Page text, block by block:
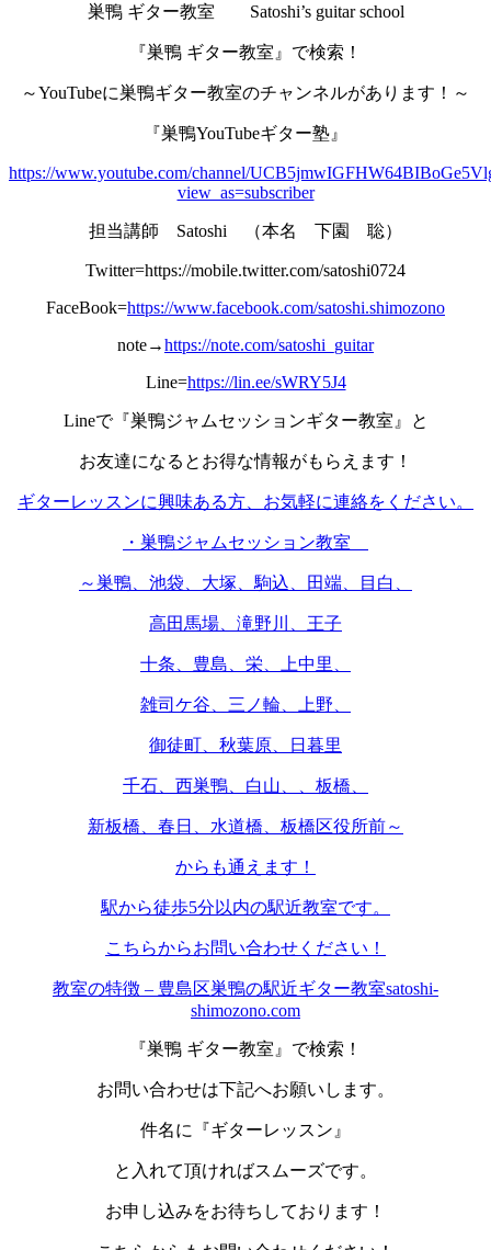
巣鴨 ギター教室 Satoshi’s guitar school
『巣鴨 ギター教室』で検索！
～YouTubeに巣鴨ギター教室のチャンネルがあります！～
『巣鴨YouTubeギター塾』
https://www.youtube.com/channel/
view_as=subscriber
担当講師 Satoshi （本名 下園 聡）
Twitter=https://mobile.twitter.com/satoshi0724
FaceBook=https://www.facebook.com/satoshi.shimozono
note→https://note.com/satoshi_guitar
Line=https://lin.ee/sWRY5J4
Lineで『巣鴨ジャムセッションギター教室』と
お友達になるとお得な情報がもらえます！
ギターレッスンに興味ある方、お気軽に連絡をください。
・巣鴨ジャムセッション教室
～巣鴨、池袋、大塚、駒込、田端、目白、
高田馬場、滝野川、王子
十条、豊島、栄、上中里、
雑司ケ谷、三ノ輪、上野、
御徒町、秋葉原、日暮里
千石、西巣鴨、白山、、板橋、
新板橋、春日、水道橋、板橋区役所前～
からも通えます！
駅から徒歩5分以内の駅近教室です。
こちらからお問い合わせください！
教室の特徴 – 豊島区巣鴨の駅近ギター教室satoshi-
shimozono.com
『巣鴨 ギター教室』で検索！
お問い合わせは下記へお願いします。
件名に『ギターレッスン』
と入れて頂ければスムーズです。
お申し込みをお待ちしております！